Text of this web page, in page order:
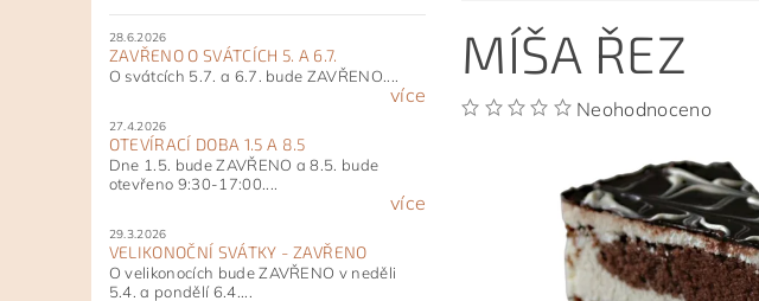
28.6.2026
ZAVŘENO O SVÁTCÍCH 5. A 6.7.
O svátcích 5.7. a 6.7. bude ZAVŘENO....
více
27.4.2026
OTEVÍRACÍ DOBA 1.5 A 8.5
Dne 1.5. bude ZAVŘENO a 8.5. bude
otevřeno 9:30-17:00....
více
29.3.2026
VELIKONOČNÍ SVÁTKY - ZAVŘENO
O velikonocích bude ZAVŘENO v neděli
5.4. a pondělí 6.4....
MÍŠA ŘEZ
Neohodnoceno